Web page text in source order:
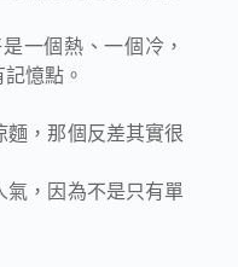
一個熱、一個冷，
憶點。
麵，那個反差其實很
氣，因為不是只有單